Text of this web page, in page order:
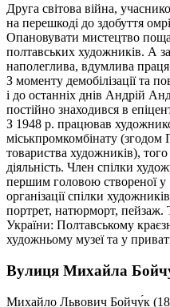
Друга світова війна,
на перешкоді до здобуття
Опановувати мистецтво
полтавських художників. А
наполеглива, вдумлива
З моменту демобілізації та
і до останніх днів Андрій
постійно знаходився в
З 1948 р. працював
міськпромкомбінату (згодом
товариства художників),
діяльність. Член спілки
першим головою створеної у
організації спілки
портрет, натюрморт, пейзаж.
України: Полтавському
художньому музеї та у
Вулиця Михайла
Михайло Львович Бойчу́к